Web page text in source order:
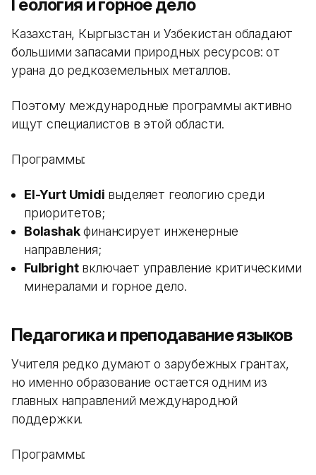
Геология и горное дело
Казахстан, Кыргызстан и Узбекистан обладают
большими запасами природных ресурсов: от
урана до редкоземельных металлов.
Поэтому международные программы активно
ищут специалистов в этой области.
Программы:
El-Yurt Umidi выделяет геологию среди
приоритетов;
Bolashakфинансирует инженерные
направления;
Fulbrightвключает управление критическими
минералами и горное дело.
Педагогика и преподавание языков
Учителя редко думают о зарубежных грантах,
но именно образование остается одним из
главных направлений международной
поддержки.
Программы: